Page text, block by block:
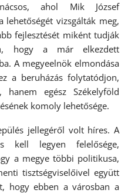
ahol Mik József
vizsgálták meg,
fejlesztését miként tudják
hogy a már elkezdett
A megyeelnök elmondása
a beruházás folytatódjon,
egész Székelyföld
komoly lehetősége.
jellegéről volt híres. A
kell legyen felelősége,
a megye többi politikusa,
tisztségviselőivel együtt
hogy ebben a városban a